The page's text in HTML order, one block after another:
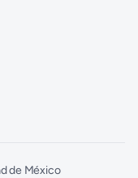
de México